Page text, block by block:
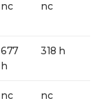
nc nc
677
h
318 h
nc nc